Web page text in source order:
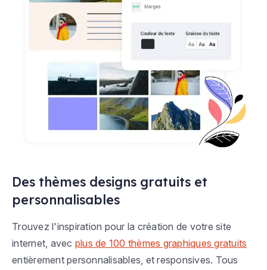
Des thèmes designs gratuits et
personnalisables
Trouvez l'inspiration pour la création de votre site
internet, avec plus de 100 thèmes graphiques gratuits
entièrement personnalisables, et responsives. Tous